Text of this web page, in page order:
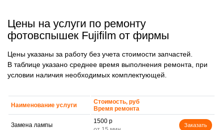
Цены на услуги по ремонту
фотовспышек Fujifilm от фирмы
Цены указаны за работу без учета стоимости запчастей.
В таблице указано среднее время выполнения ремонта, при
условии наличия необходимых комплектующей.
Наименование услуги
Стоимость, руб
Время ремонта
Замена лампы
1500 р
Заказать